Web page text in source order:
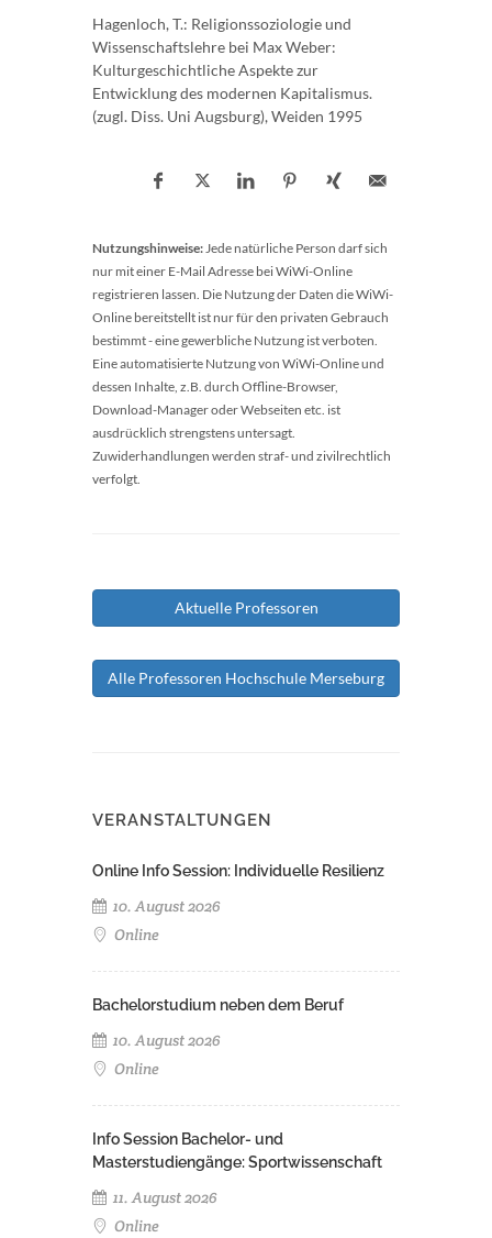
Hagenloch, T.: Religionssoziologie und
Wissenschaftslehre bei Max Weber:
Kulturgeschichtliche Aspekte zur
Entwicklung des modernen Kapitalismus.
(zugl. Diss. Uni Augsburg), Weiden 1995
Nutzungshinweise:Jede natürliche Person darf sich
nur mit einer E-Mail Adresse bei WiWi-Online
registrieren lassen. Die Nutzung der Daten die WiWi-
Online bereitstellt ist nur für den privaten Gebrauch
bestimmt - eine gewerbliche Nutzung ist verboten.
Eine automatisierte Nutzung von WiWi-Online und
dessen Inhalte, z.B. durch Offline-Browser,
Download-Manager oder Webseiten etc. ist
ausdrücklich strengstens untersagt.
Zuwiderhandlungen werden straf- und zivilrechtlich
verfolgt.
Aktuelle Professoren
Alle Professoren Hochschule Merseburg
VERANSTALTUNGEN
Online Info Session: Individuelle Resilienz
10. August 2026
Online
Bachelorstudium neben dem Beruf
10. August 2026
Online
Info Session Bachelor- und
Masterstudiengänge: Sportwissenschaft
11. August 2026
Online